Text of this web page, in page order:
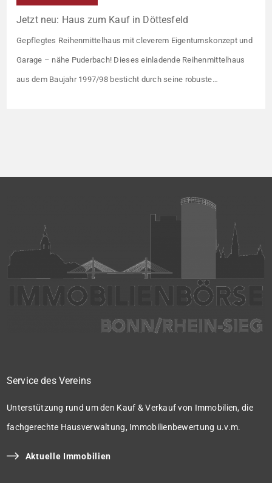
Jetzt neu: Haus zum Kauf in Döttesfeld
Gepflegtes Reihenmittelhaus mit cleverem Eigentumskonzept und
Garage – nähe Puderbach! Dieses einladende Reihenmittelhaus
aus dem Baujahr 1997/98 besticht durch seine robuste
Veräußert […]
Service des Vereins
Unterstützung rund um den Kauf & Verkauf von Immobilien, die
fachgerechte Hausverwaltung, Immobilienbewertung u.v.m.
Aktuelle Immobilien